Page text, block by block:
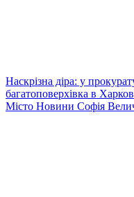
Наскрізна діра: у
багатоповерхівка в
Місто Новини Софія